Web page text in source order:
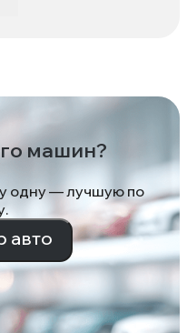
машин?
одну — лучшую по
авто